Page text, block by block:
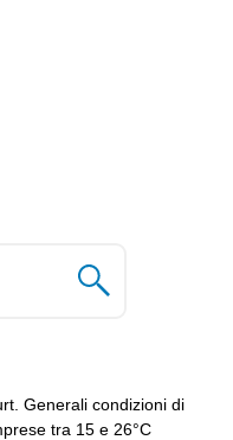
Generali condizioni di
tra 15 e 26°C